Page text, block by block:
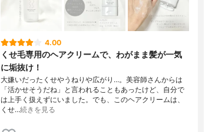
4.00
くせ毛専用のヘアクリームで、わがまま髪が一気
に垢抜け！
大嫌いだったくせやうねりや広がり…。美容師さんからは
「活かせそうだね」と言われることもあったけど、自分で
は上手く扱えずにいました。でも、このヘアクリームは、
くせ…続きを見る